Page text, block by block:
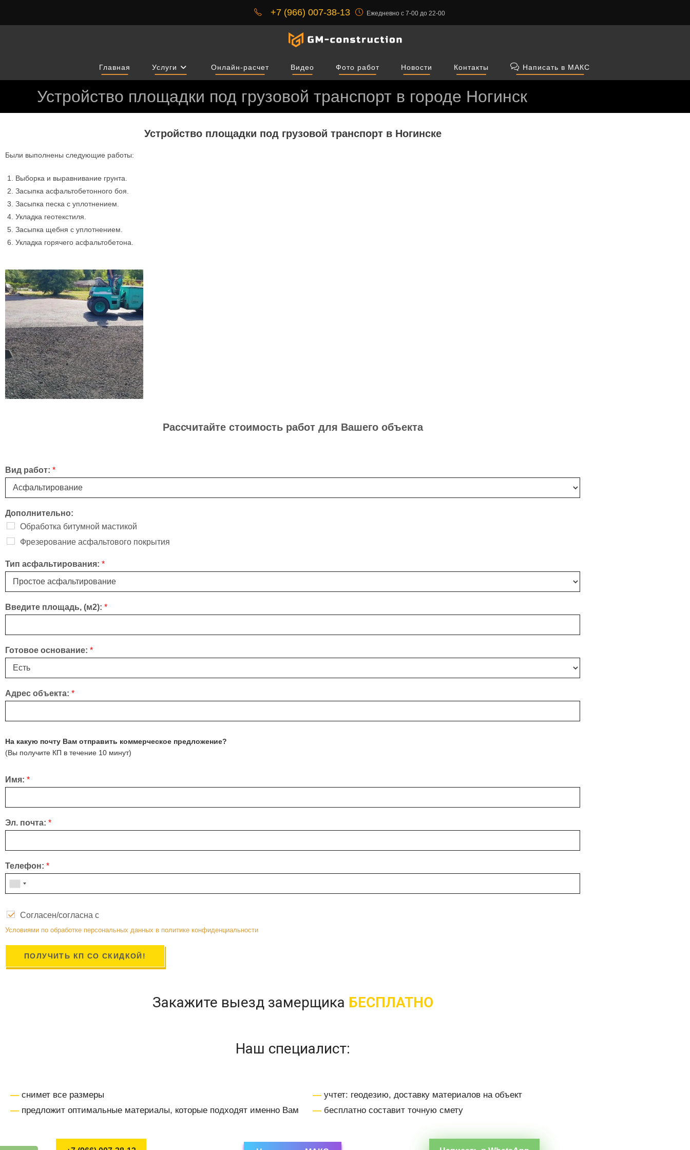
+7 (966) 007-38-13 Ежедневно с 7-00 до 22-00
Главная Услуги Онлайн-расчет Видео Фото работ Новости Контакты Написать в МАКС
Устройство площадки под грузовой транспорт в городе Ногинск
Устройство площадки под грузовой транспорт в Ногинске
Были выполнены следующие работы:
Выборка и выравнивание грунта.
Засыпка асфальтобетонного боя.
Засыпка песка с уплотнением.
Укладка геотекстиля.
Засыпка щебня с уплотнением.
Укладка горячего асфальтобетона.
Рассчитайте стоимость работ для Вашего объекта
Вид работ: *
Дополнительно:
Обработка битумной мастикой
Фрезерование асфальтового покрытия
Тип асфальтирования: *
Введите площадь, (м2): *
Готовое основание: *
Адрес объекта: *
На какую почту Вам отправить коммерческое предложение?
(Вы получите КП в течение 10 минут)
Имя: *
Эл. почта: *
Телефон: *
Согласен/согласна с
Условиями по обработке персональных данных в политике конфиденциальности
ПОЛУЧИТЬ КП СО СКИДКОЙ!
Закажите выезд замерщика БЕСПЛАТНО
Наш специалист:
— снимет все размеры
— предложит оптимальные материалы, которые подходят именно Вам
—учтет: геодезию, доставку материалов на объект
—бесплатно составит точную смету